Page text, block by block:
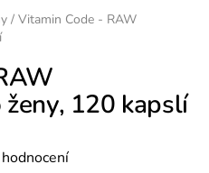
/ Vitamin Code - RAW
120 kapslí